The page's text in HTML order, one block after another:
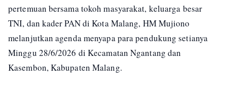
pertemuan bersama tokoh masyarakat, keluarga besar
TNI, dan kader PAN di Kota Malang, HM Mujiono
melanjutkan agenda menyapa para pendukung setianya
Minggu 28/6/2026 di Kecamatan Ngantang dan
Kasembon, Kabupaten Malang.